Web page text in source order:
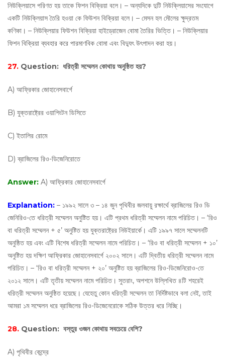
নিউক্লিয়াসে পরিণত হয় তাকে ফিশন বিক্রিয়া বলে। – অন্যদিকে দুটি নিউক্লিয়াসের সংযোগে
একটি নিউক্লিয়াস তৈরি হওয়া কে ফিউশন বিক্রিয়া বলে। – মেসন হল মৌলের ক্ষুদ্রতম
কণিকা। – নিউক্লিয়ার ফিউশন বিক্রিয়া হাইড্রোজেন বোমা তৈরির ভিত্তি। – নিউক্লিয়ার
ফিশন বিক্রিয়া ব্যবহার করে পারমাণবিক বোমা এবং বিদ্যুৎ উৎপাদন করা হয়।
27. Question: ধরিত্রী সম্মেলন কোথায় অনুষ্ঠিত হয়?
A) আফ্রিকার জোহানেসবার্গে
B) যুক্তরাষ্ট্রের ওয়াশিংটন ডিসিতে
C) ইতালির রোমে
D) ব্রাজিলের রিও-ডিজেনিরোতে
Answer: A) আফ্রিকার জোহানেসবার্গে
Explanation: – ১৯৯২ সালে ৩ – ১৪ জুন পৃথিবীর জলবায়ু রক্ষার্থে ব্রাজিলের রিও ডি
জেনিরিও-তে ধরিত্রী সম্মেলন অনুষ্টিত হয়। এটি প্রথম ধরিত্রী সম্মেলন নামে পরিচিত। – ‘রিও
বা ধরিত্রী সম্মেলন + ৫’ অনুষ্টিত হয় যুক্তরাষ্ট্রের নিউইয়ার্কে। এটি ১৯৯৭ সালে সম্মেলনটি
অনুষ্ঠিত হয় এবং এটি বিশেষ ধরিত্রী সম্মেলন নামে পরিচিত। – ‘রিও বা ধরিত্রী সম্মেলন + ১০’
অনুষ্টিত হয় দক্ষিণ আফ্রিকার জোহানেসবার্গে ২০০২ সালে। এটি দ্বিতীয় ধরিত্রী সম্মেলন নামে
পরিচিত। – ‘রিও বা ধরিত্রী সম্মেলন + ২০’ অনুষ্টিত হয় ব্রাজিলের রিও-ডিজেনিরোও-তে
২০১২ সালে। এটি তৃতীয় সম্মেলন নামে পরিচিত। সুতরাং, অপশনে উল্লিখিত ৪টি শহরেই
ধরিত্রী সম্মেলন অনুষ্ঠিত হয়েছে। যেহেতু কোন ধরিত্রী সম্মেলন তা নির্দিষ্টভাবে বলা নেই, তাই
আমরা ১ম সম্মেলন ধরে ব্রাজিলের রিও-ডিজেনেরোকে সঠিক উত্তর ধরে নিচ্ছি।
28. Question: বস্তুর ওজন কোথায় সবচেয়ে বেশি?
A) পৃথিবীর কেন্দ্রে